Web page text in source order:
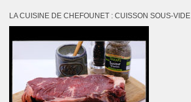
LA CUISINE DE CHEFOUNET : CUISSON SOUS-VIDE